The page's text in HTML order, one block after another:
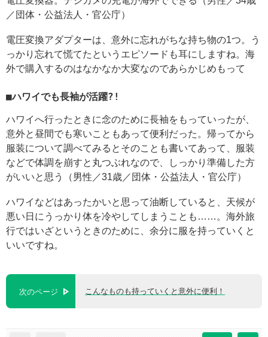
／団体・公益法人・官公庁）
電圧変換アダプターは、意外に忘れがちな持ち物の1つ。う
っかり忘れて慌てたというエピソードも耳にしますね。海
外で購入するのはなかなか大変なのであらかじめもって
■ハワイでも長袖が活躍?!
ハワイへ行ったときに念のために長袖をもっていったが、
意外と昼間でも寒いこともあって便利だった。帰ってから
服装について調べてみるとそのことも書いてあって、服装
などで体調を崩すと丸つぶれなので、しっかり準備した方
がいいと思う（男性／31歳／団体・公益法人・官公庁）
ハワイなどはあったかいと思って油断していると、天候が
悪い日にうっかり体を冷やしてしまうことも……。海外旅
行ではいざというときのために、余分に服を持っていくと
いいですね。
次のページ こんなものも持っていくと意外に便利！